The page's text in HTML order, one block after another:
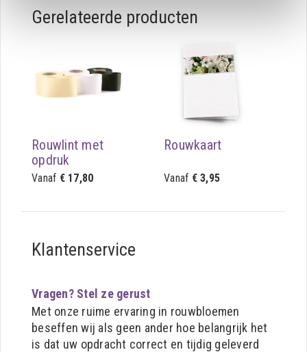
Gerelateerde producten
Rouwlint met
opdruk
Vanaf € 17,80
Rouwkaart
Vanaf € 3,95
Klantenservice
Vragen? Stel ze gerust
Met onze ruime ervaring in rouwbloemen
beseffen wij als geen ander hoe belangrijk het
is dat uw opdracht correct en tijdig geleverd